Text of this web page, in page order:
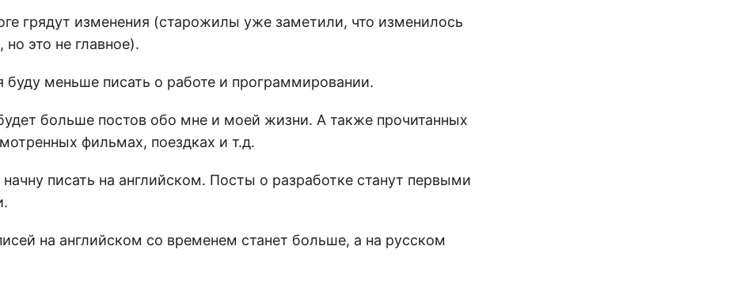
грядут изменения (старожилы уже заметили, что изменилось
это не главное).
буду меньше писать о работе и программировании.
больше постов обо мне и моей жизни. А также прочитанных
фильмах, поездках и т.д.
писать на английском. Посты о разработке станут первыми
на английском со временем станет больше, а на русском